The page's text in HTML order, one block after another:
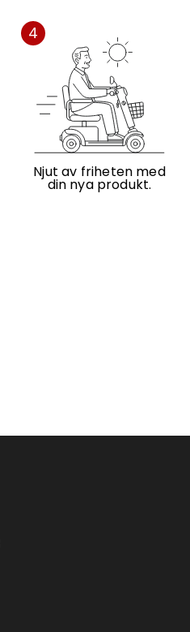
4
Njut av friheten med
din nya produkt.